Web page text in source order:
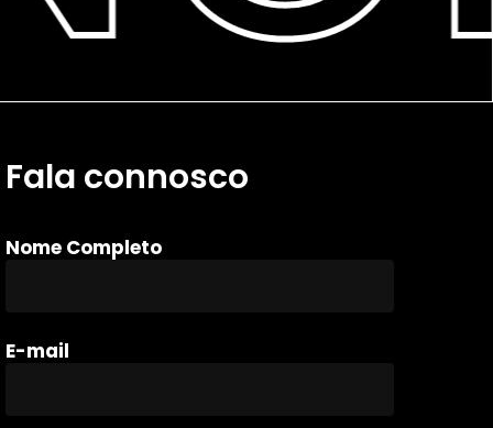
Fala connosco
Nome Completo
E-mail